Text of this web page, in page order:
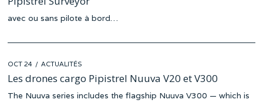
avec ou sans pilote à bord…
POSTED
ON
OCT 24 ACTUALITÉS
Les drones cargo Pipistrel Nuuva V20 et V300
The Nuuva series includes the flagship Nuuva V300 — which is